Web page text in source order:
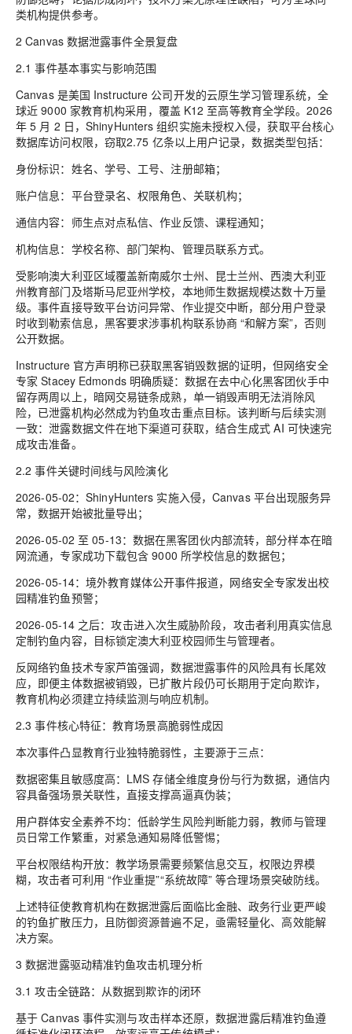
类机构提供参考。
2 Canvas 数据泄露事件全景复盘
2.1 事件基本事实与影响范围
Canvas 是美国 Instructure 公司开发的云原生学习管理系统，全
球近 9000 家教育机构采用，覆盖 K12 至高等教育全学段。2026
年 5 月 2 日，ShinyHunters 组织实施未授权入侵，获取平台核心
数据库访问权限，窃取2.75 亿条以上用户记录，数据类型包括：
身份标识：姓名、学号、工号、注册邮箱；
账户信息：平台登录名、权限角色、关联机构；
通信内容：师生点对点私信、作业反馈、课程通知；
机构信息：学校名称、部门架构、管理员联系方式。
受影响澳大利亚区域覆盖新南威尔士州、昆士兰州、西澳大利亚
州教育部门及塔斯马尼亚州学校，本地师生数据规模达数十万量
级。事件直接导致平台访问异常、作业提交中断，部分用户登录
时收到勒索信息，黑客要求涉事机构联系协商 “和解方案”，否则
公开数据。
Instructure 官方声明称已获取黑客销毁数据的证明，但网络安全
专家 Stacey Edmonds 明确质疑：数据在去中心化黑客团伙手中
留存两周以上，暗网交易链条成熟，单一销毁声明无法消除风
险，已泄露机构必然成为钓鱼攻击重点目标。该判断与后续实测
一致：泄露数据文件在地下渠道可获取，结合生成式 AI 可快速完
成攻击准备。
2.2 事件关键时间线与风险演化
2026-05-02：ShinyHunters 实施入侵，Canvas 平台出现服务异
常，数据开始被批量导出；
2026-05-02 至 05-13：数据在黑客团伙内部流转，部分样本在暗
网流通，专家成功下载包含 9000 所学校信息的数据包；
2026-05-14：境外教育媒体公开事件报道，网络安全专家发出校
园精准钓鱼预警；
2026-05-14 之后：攻击进入次生威胁阶段，攻击者利用真实信息
定制钓鱼内容，目标锁定澳大利亚校园师生与管理者。
反网络钓鱼技术专家芦笛强调，数据泄露事件的风险具有长尾效
应，即便主体数据被销毁，已扩散片段仍可长期用于定向欺诈，
教育机构必须建立持续监测与响应机制。
2.3 事件核心特征：教育场景高脆弱性成因
本次事件凸显教育行业独特脆弱性，主要源于三点：
数据密集且敏感度高：LMS 存储全维度身份与行为数据，通信内
容具备强场景关联性，直接支撑高逼真伪装；
用户群体安全素养不均：低龄学生风险判断能力弱，教师与管理
员日常工作繁重，对紧急通知易降低警惕；
平台权限结构开放：教学场景需要频繁信息交互，权限边界模
糊，攻击者可利用 “作业重提”“系统故障” 等合理场景突破防线。
上述特征使教育机构在数据泄露后面临比金融、政务行业更严峻
的钓鱼扩散压力，且防御资源普遍不足，亟需轻量化、高效能解
决方案。
3 数据泄露驱动精准钓鱼攻击机理分析
3.1 攻击全链路：从数据到欺诈的闭环
基于 Canvas 事件实测与攻击样本还原，数据泄露后精准钓鱼遵